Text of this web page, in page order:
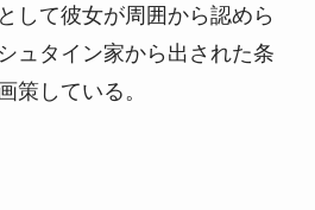
して彼女が周囲から認めら
ュタイン家から出された条
策している。